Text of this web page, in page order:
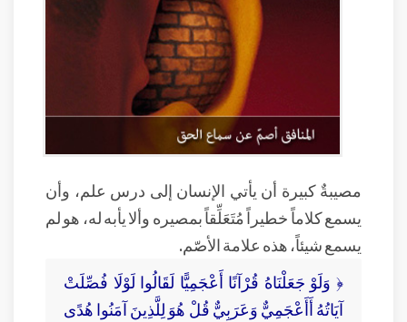
مصيبةٌ كبيرة أن يأتي الإنسان إلى درس علم، وأن
يسمع كلاماً خطيراً مُتَعَلِّقاً بمصيره وألا يأبه له، هو لم
يسمع شيئاً، هذه علامة الأصّم.
﴿ وَلَوْ جَعَلْنَاهُ قُرْآنًا أَعْجَمِيًّا لَقَالُوا لَوْلَا فُصِّلَتْ
آيَاتُهُ أَأَعْجَمِيٌّ وَعَرَبِيٌّ قُلْ هُوَ لِلَّذِينَ آمَنُوا هُدًى